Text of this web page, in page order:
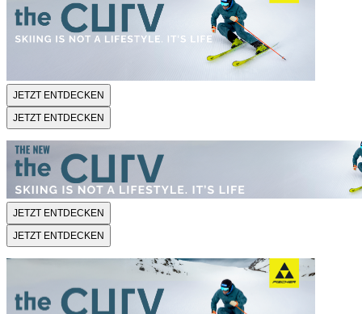
JETZT ENTDECKEN
JETZT ENTDECKEN
JETZT ENTDECKEN
JETZT ENTDECKEN